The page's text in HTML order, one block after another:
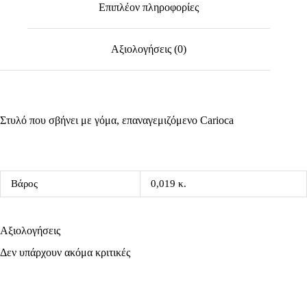
Επιπλέον πληροφορίες
Αξιολογήσεις (0)
Στυλό που σβήνει με γόμα, επαναγεμιζόμενο Carioca
Βάρος 0,019 κ.
Αξιολογήσεις
Δεν υπάρχουν ακόμα κριτικές